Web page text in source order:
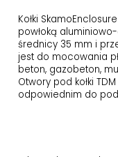
Kołki
powłoką
średnicy 35 mm i
jest do mocowania
beton, gazobeton,
Otwory pod kołki
odpowiednim do